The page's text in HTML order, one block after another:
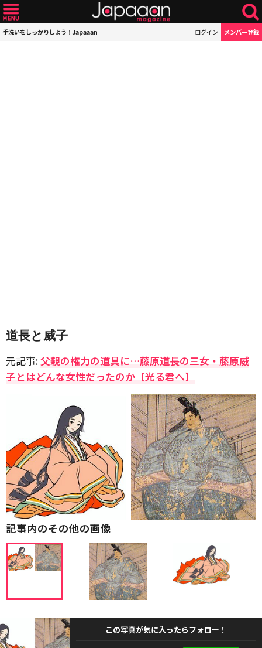
手洗いをしっかりしよう！Japaaan ログイン メンバー登録
道長と威子
元記事:父親の権力の道具に…藤原道長の三女・藤原威
子とはどんな女性だったのか【光る君へ】
記事内のその他の画像
この写真が気に入ったらフォロー！